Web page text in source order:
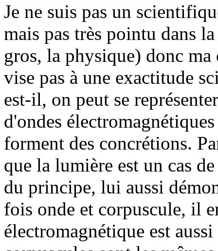
Je ne suis pas un
mais pas très pointu dans
gros, la physique) donc
vise pas à une exactitude
est-il, on peut se
d'ondes
forment des concrétions.
que la lumière est un cas
du principe, lui aussi
fois onde et corpuscule, il
électromagnétique est